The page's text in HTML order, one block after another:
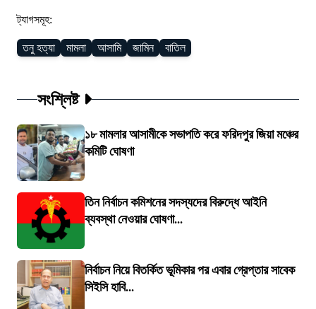
ট্যাগসমূহ:
তনু হত্যা মামলা আসামি জামিন বাতিল
সংশ্লিষ্ট
১৮ মামলার আসামীকে সভাপতি করে ফরিদপুর জিয়া মঞ্চের
কমিটি ঘোষণা
তিন নির্বাচন কমিশনের সদস্যদের বিরুদ্ধে আইনি
ব্যবস্থা নেওয়ার ঘোষণা...
নির্বাচন নিয়ে বিতর্কিত ভূমিকার পর এবার গ্রেপ্তার সাবেক
সিইসি হাবি...